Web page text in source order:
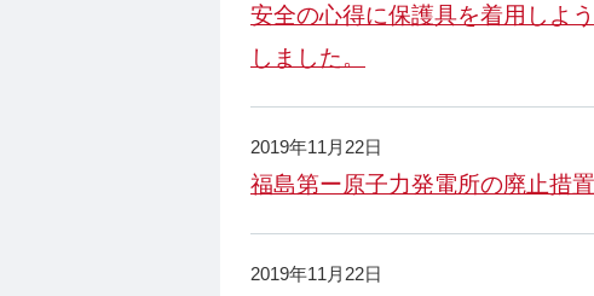
安全の心得に保護具を着用しよ
しました。
2019年11月22日
福島第ー原子力発電所の廃止措
2019年11月22日